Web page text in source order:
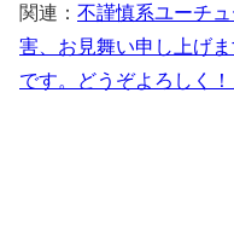
関連： 不謹慎系ユーチ
害、お見舞い申し上げ
です。どうぞよろしく